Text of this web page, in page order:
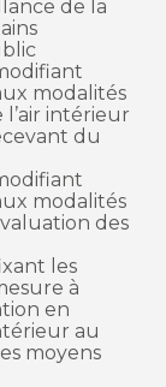
de la
modalités
intérieur
du
modalités
des
les
à
en
au
moyens